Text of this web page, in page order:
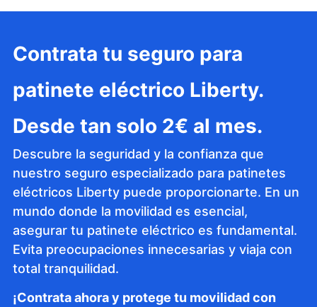
Contrata tu seguro para
patinete eléctrico Liberty.
Desde tan solo 2€ al mes.
Descubre la seguridad y la confianza que
nuestro seguro especializado para patinetes
eléctricos Liberty puede proporcionarte. En un
mundo donde la movilidad es esencial,
asegurar tu patinete eléctrico es fundamental.
Evita preocupaciones innecesarias y viaja con
total tranquilidad.
¡Contrata ahora y protege tu movilidad con